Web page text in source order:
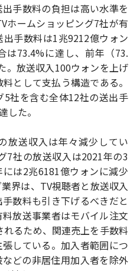
手数料の負担は高い水準を
ホームショッピング7社が有
手数料は1兆9212億ウォン
は73.4%に達し、前年（73.
。放送収入100ウォンを上げ
として支払う構造である。
社を含む全体12社の送出手
した。
放送収入は年々減少してい
7社の放送収入は2021年の3
は2兆6181億ウォンに減少
界は、TV視聴者と放送収入
数料も引き下げるべきだと
放送事業者はモバイル注文
るため、関連売上を手数料
している。加入者範囲につ
どの非居住用加入者を除外